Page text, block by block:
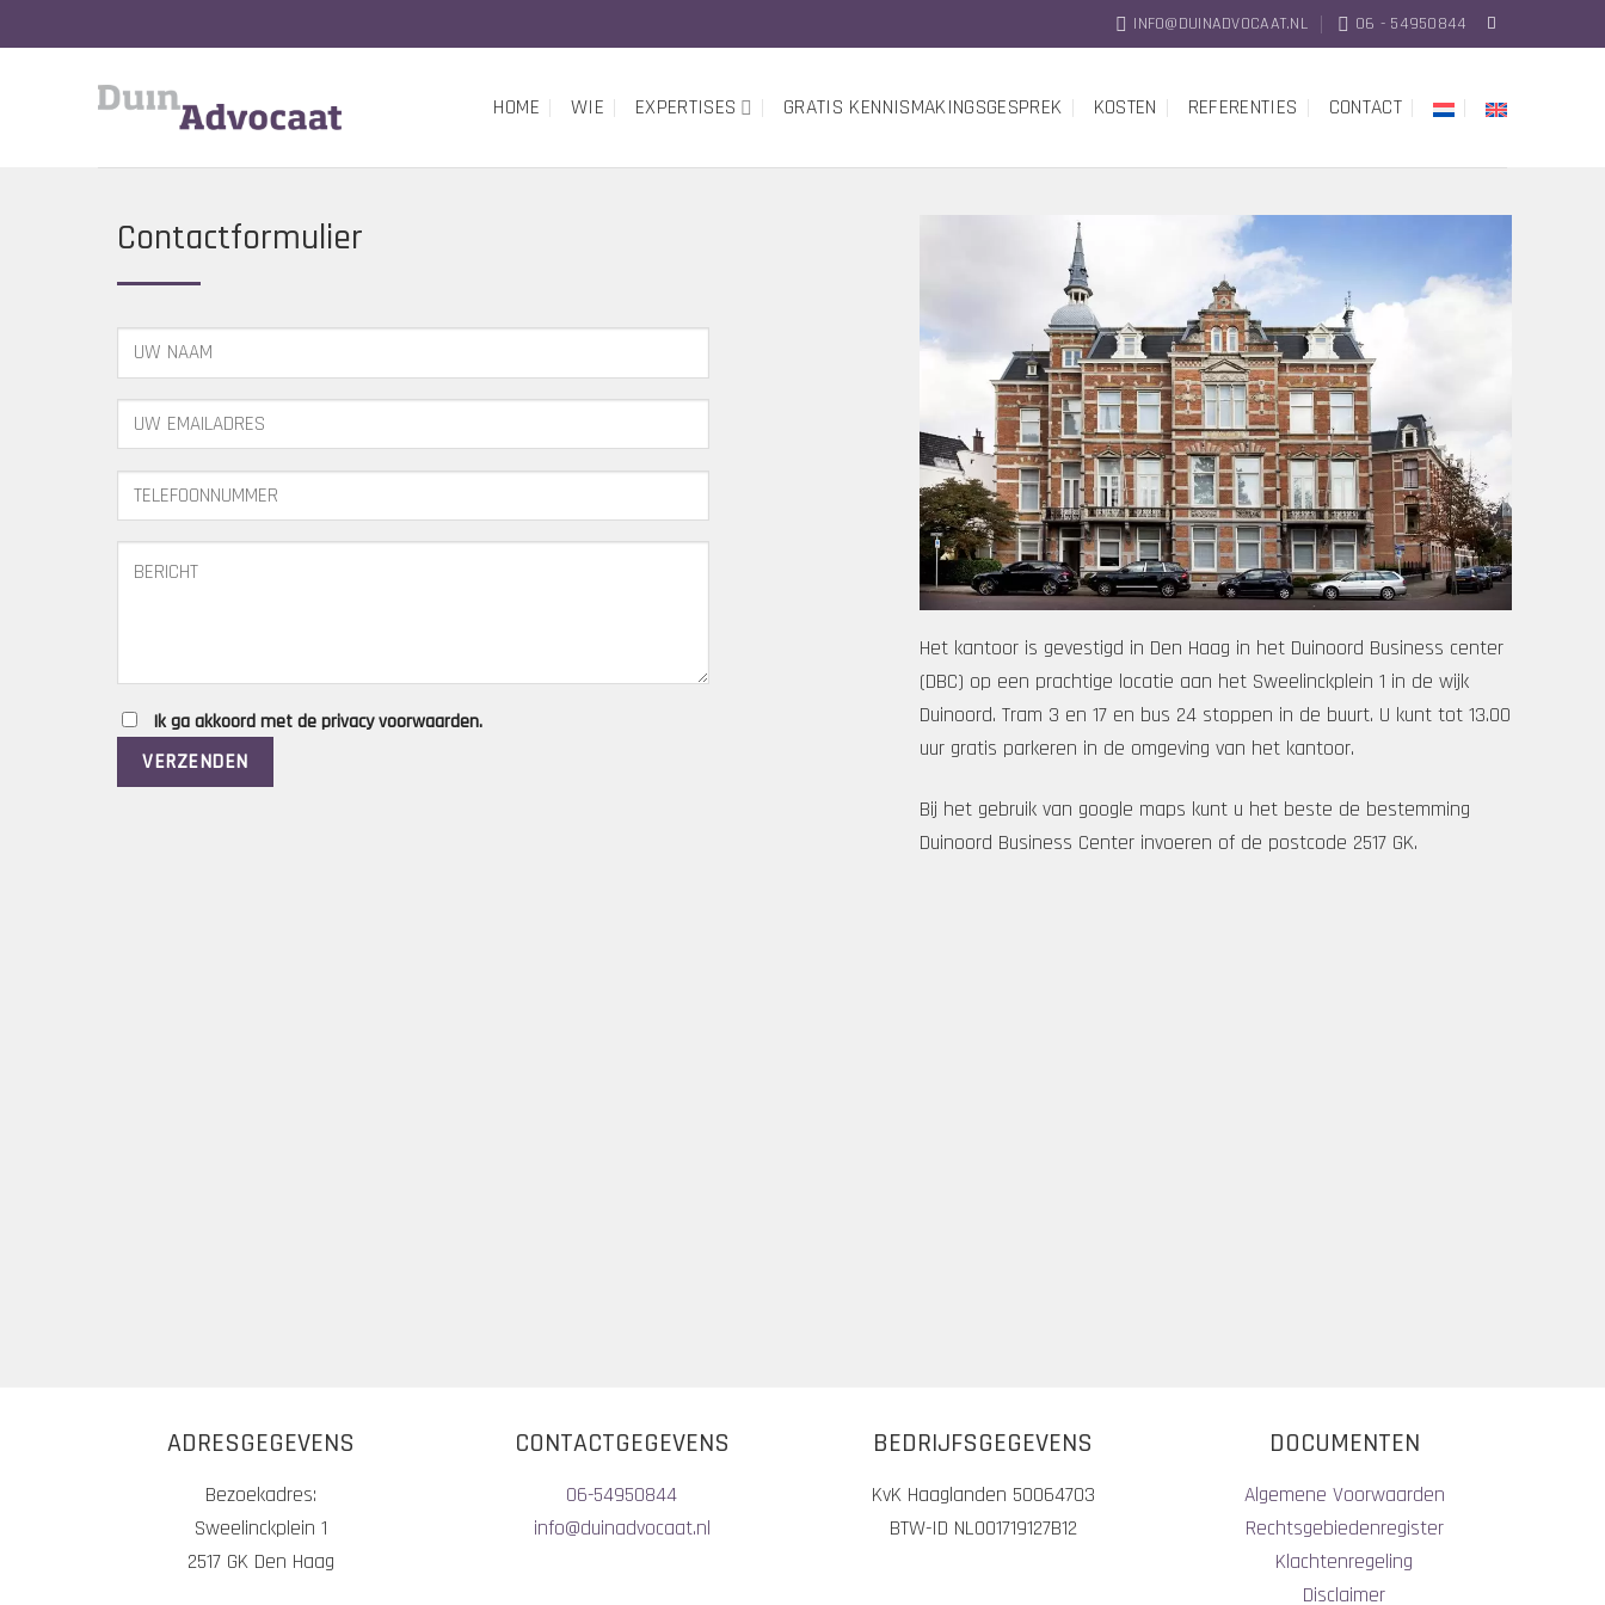
naar
INFO@DUINADVOCAAT.NL 06 - 54950844
HOME WIE EXPERTISES GRATIS KENNISMAKINGSGESPREK KOSTEN REFERENTIES CONTACT
Contactformulier
Ik ga akkoord met de privacy voorwaarden.
Het kantoor is gevestigd in Den Haag in het Duinoord Business center
(DBC) op een prachtige locatie aan het Sweelinckplein 1 in de wijk
Duinoord. Tram 3 en 17 en bus 24 stoppen in de buurt. U kunt tot 13.00
uur gratis parkeren in de omgeving van het kantoor.
Bij het gebruik van google maps kunt u het beste de bestemming
Duinoord Business Center invoeren of de postcode 2517 GK.
ADRESGEGEVENS
Bezoekadres:
Sweelinckplein 1
2517 GK Den Haag
CONTACTGEGEVENS
06-54950844
info@duinadvocaat.nl
BEDRIJFSGEGEVENS
KvK Haaglanden 50064703
BTW-ID NL001719127B12
DOCUMENTEN
Algemene Voorwaarden
Rechtsgebiedenregister
Klachtenregeling
Disclaimer